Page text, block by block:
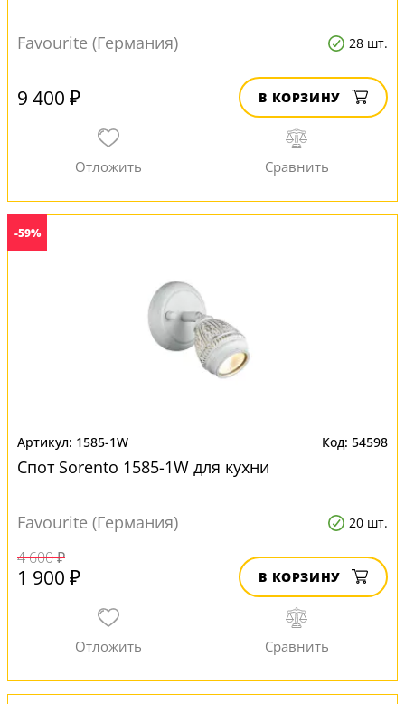
Favourite (Германия) 28 шт.
9 400 ₽ В КОРЗИНУ
-59%
1585-1W 54598
Спот Sorento 1585-1W для кухни
Favourite (Германия) 20 шт.
4 600 ₽
1 900 ₽ В КОРЗИНУ